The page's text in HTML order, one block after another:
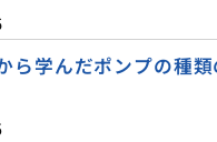
ら学んだポンプの種